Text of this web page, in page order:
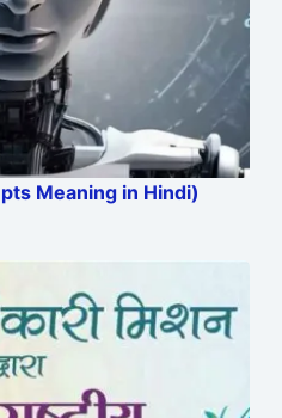
Meaning in Hindi)